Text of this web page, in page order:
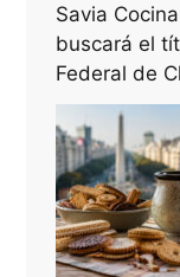
Savia
buscará el
Federal de